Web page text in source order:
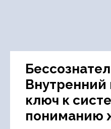
Внутренний
ключ к
пониманию